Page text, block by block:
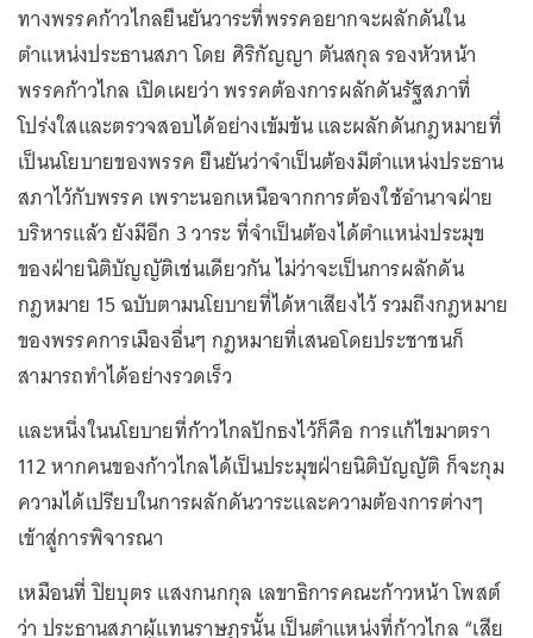
ทางพรรคก้าวไกลยืนยันวาระที่พรรคอยากจะผลักดันใน
ตำแหน่งประธานสภา โดย ศิริกัญญา ตันสกุล รองหัวหน้า
พรรคก้าวไกล เปิดเผยว่า พรรคต้องการผลักดันรัฐสภาที่
โปร่งใสและตรวจสอบได้อย่างเข้มข้น และผลักดันกฎหมายที่
เป็นนโยบายของพรรค ยืนยันว่าจำเป็นต้องมีตำแหน่งประธาน
สภาไว้กับพรรค เพราะนอกเหนือจากการต้องใช้อำนาจฝ่าย
บริหารแล้ว ยังมีอีก 3 วาระ ที่จำเป็นต้องได้ตำแหน่งประมุข
ของฝ่ายนิติบัญญัติเช่นเดียวกัน ไม่ว่าจะเป็นการผลักดัน
กฎหมาย 15 ฉบับตามนโยบายที่ได้หาเสียงไว้ รวมถึงกฎหมาย
ของพรรคการเมืองอื่นๆ กฎหมายที่เสนอโดยประชาชนก็
สามารถทำได้อย่างรวดเร็ว
และหนึ่งในนโยบายที่ก้าวไกลปักธงไว้ก็คือ การแก้ไขมาตรา
112 หากคนของก้าวไกลได้เป็นประมุขฝ่ายนิติบัญญัติ ก็จะกุม
ความได้เปรียบในการผลักดันวาระและความต้องการต่างๆ
เข้าสู่การพิจารณา
เหมือนที่ ปิยบุตร แสงกนกกุล เลขาธิการคณะก้าวหน้า โพสต์
ว่า ประธานสภาผู้แทนราษฎรนั้น เป็นตำแหน่งที่ก้าวไกล “เสีย